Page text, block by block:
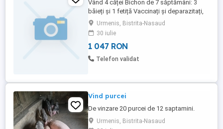
Vând 4 căței Bichon de 7 săptămâni: 3
băieți și 1 fetiță Vaccinați și deparazitați,
foarte jucăuși, dornici să-și cunoască
stăpânul!
Urmenis, Bistrita-Nasaud
30 iulie
1 047 RON
Telefon validat
Vind purcei
De vinzare 20 purcei de 12 saptamini.
Urmenis, Bistrita-Nasaud